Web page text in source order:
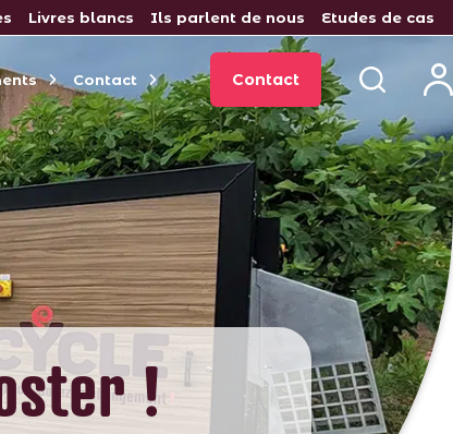
Livres blancs Ils parlent de nous Etudes de cas
Contact Contact
!